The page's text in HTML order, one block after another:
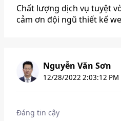
Chất lượng dịch vụ tuyệt
cảm ơn đội ngũ thiết kế
Nguyễn Văn Sơn
12/28/2022 2:03:12 PM
Đáng tin cậy